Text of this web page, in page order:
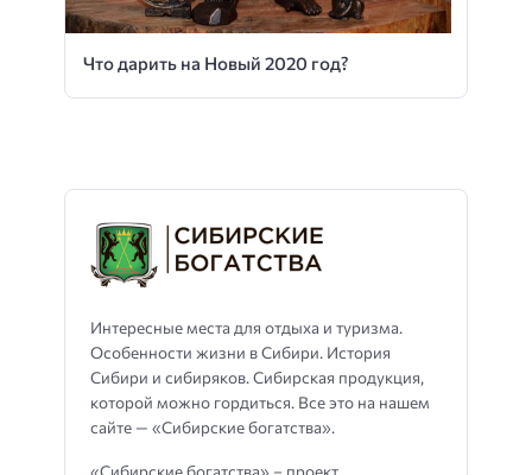
Что дарить на Новый 2020 год?
Интересные места для отдыха и туризма.
Особенности жизни в Сибири. История
Сибири и сибиряков. Сибирская продукция,
которой можно гордиться. Все это на нашем
сайте — «Сибирские богатства».
«Сибирские богатства» – проект,